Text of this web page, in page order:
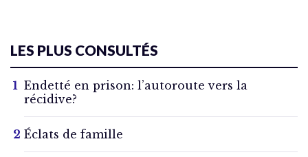
LES PLUS CONSULTÉS
Endetté en prison: l’autoroute vers la
récidive?
Éclats de famille